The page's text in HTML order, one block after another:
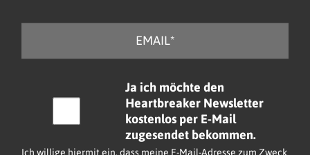
M
k
Ja ich möchte den
Heartbreaker Newsletter
kostenlos per E-Mail
zugesendet bekommen.
Ich willige hiermit ein, dass meine E-Mail-Adresse zum Zweck